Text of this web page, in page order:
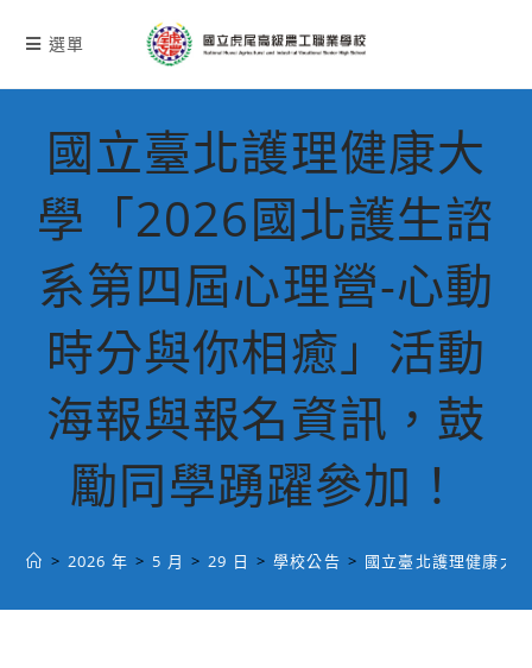
選單
國立臺北護理健康大
學「2026國北護生諮
系第四屆心理營-心動
時分與你相癒」活動
海報與報名資訊，鼓
勵同學踴躍參加！
> 2026 年 > 5 月 > 29 日 > 學校公告 > 國立臺北護理健康大